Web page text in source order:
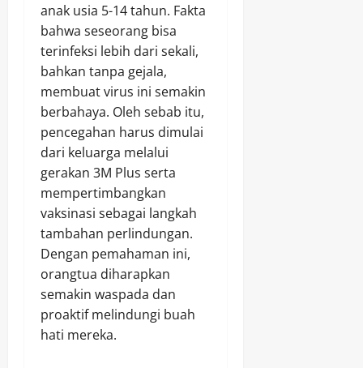
anak usia 5-14 tahun. Fakta
bahwa seseorang bisa
terinfeksi lebih dari sekali,
bahkan tanpa gejala,
membuat virus ini semakin
berbahaya. Oleh sebab itu,
pencegahan harus dimulai
dari keluarga melalui
gerakan 3M Plus serta
mempertimbangkan
vaksinasi sebagai langkah
tambahan perlindungan.
Dengan pemahaman ini,
orangtua diharapkan
semakin waspada dan
proaktif melindungi buah
hati mereka.